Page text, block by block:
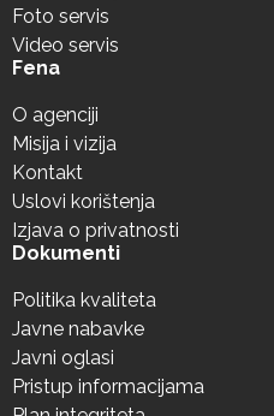
Foto servis
Video servis
Fena
O agenciji
Misija i vizija
Kontakt
Uslovi korištenja
Izjava o privatnosti
Dokumenti
Politika kvaliteta
Javne nabavke
Javni oglasi
Pristup informacijama